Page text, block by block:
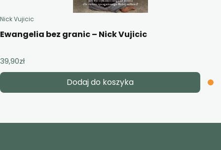
Nick Vujicic
Ewangelia bez granic – Nick Vujicic
39,90zł
Dodaj do koszyka